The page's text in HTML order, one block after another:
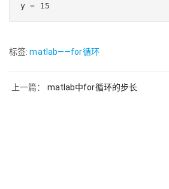
y = 15
标签:matlab——for循环
上一篇： matlab中for循环的步长